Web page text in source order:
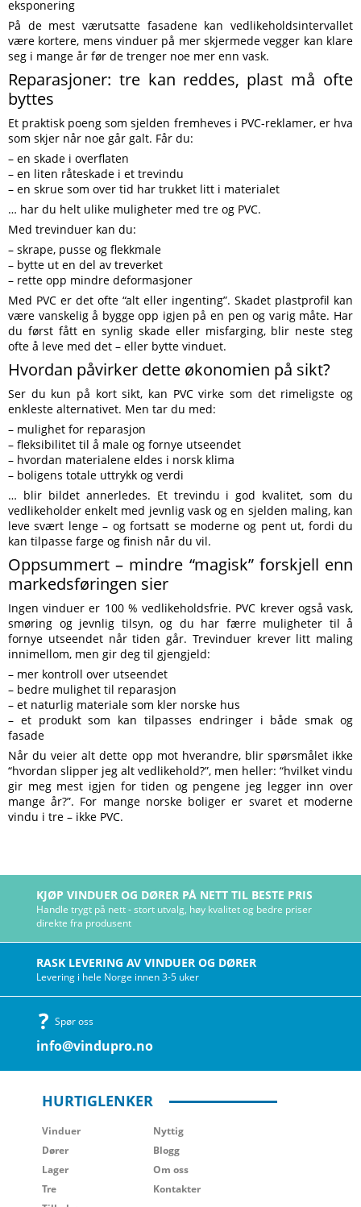
eksponering
På de mest værutsatte fasadene kan vedlikeholdsintervallet
være kortere, mens vinduer på mer skjermede vegger kan klare
seg i mange år før de trenger noe mer enn vask.
Reparasjoner: tre kan reddes, plast må ofte
byttes
Et praktisk poeng som sjelden fremheves i PVC-reklamer, er hva
som skjer når noe går galt. Får du:
– en skade i overflaten
– en liten råteskade i et trevindu
– en skrue som over tid har trukket litt i materialet
… har du helt ulike muligheter med tre og PVC.
Med trevinduer kan du:
– skrape, pusse og flekkmale
– bytte ut en del av treverket
– rette opp mindre deformasjoner
Med PVC er det ofte “alt eller ingenting”. Skadet plastprofil kan
være vanskelig å bygge opp igjen på en pen og varig måte. Har
du først fått en synlig skade eller misfarging, blir neste steg
ofte å leve med det – eller bytte vinduet.
Hvordan påvirker dette økonomien på sikt?
Ser du kun på kort sikt, kan PVC virke som det rimeligste og
enkleste alternativet. Men tar du med:
– mulighet for reparasjon
– fleksibilitet til å male og fornye utseendet
– hvordan materialene eldes i norsk klima
– boligens totale uttrykk og verdi
… blir bildet annerledes. Et trevindu i god kvalitet, som du
vedlikeholder enkelt med jevnlig vask og en sjelden maling, kan
leve svært lenge – og fortsatt se moderne og pent ut, fordi du
kan tilpasse farge og finish når du vil.
Oppsummert – mindre “magisk” forskjell enn
markedsføringen sier
Ingen vinduer er 100 % vedlikeholdsfrie. PVC krever også vask,
smøring og jevnlig tilsyn, og du har færre muligheter til å
fornye utseendet når tiden går. Trevinduer krever litt maling
innimellom, men gir deg til gjengjeld:
– mer kontroll over utseendet
– bedre mulighet til reparasjon
– et naturlig materiale som kler norske hus
– et produkt som kan tilpasses endringer i både smak og
fasade
Når du veier alt dette opp mot hverandre, blir spørsmålet ikke
“hvordan slipper jeg alt vedlikehold?”, men heller: “hvilket vindu
gir meg mest igjen for tiden og pengene jeg legger inn over
mange år?”. For mange norske boliger er svaret et moderne
vindu i tre – ikke PVC.
KJØP VINDUER OG DØRER PÅ NETT TIL BESTE PRIS
Handle trygt på nett - stort utvalg, høy kvalitet og bedre priser
direkte fra produsent
RASK LEVERING AV VINDUER OG DØRER
Levering i hele Norge innen 3-5 uker
Spør oss
info@vindupro.no
HURTIGLENKER
Vinduer
Dører
Lager
Tre
Nyttig
Blogg
Om oss
Kontakter